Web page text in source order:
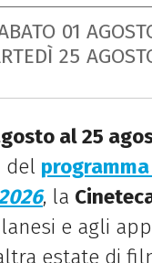
01
25
al 25
del
, la
e agli
estate di